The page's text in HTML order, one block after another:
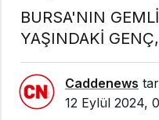
BURSA'NIN
YAŞINDAKİ
Caddenews
12 Eylül 2024,